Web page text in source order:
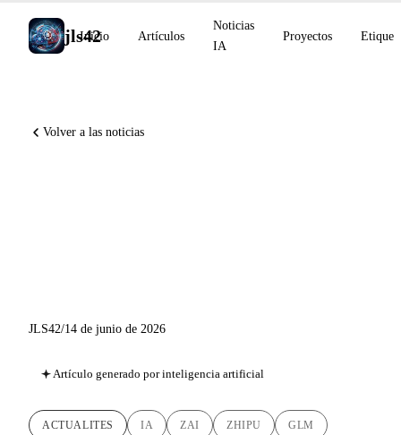
jls42
Inicio Artículos
Noticias
IA
Proyectos
Volver a las noticias
JLS42/14 de junio de 2026
Artículo generado por inteligencia artificial
ACTUALITES IA ZAI ZHIPU GLM